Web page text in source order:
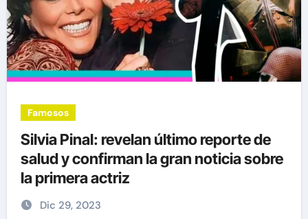
Famosos
Silvia Pinal: revelan último reporte de
salud y confirman la gran noticia sobre
la primera actriz
Dic 29, 2023